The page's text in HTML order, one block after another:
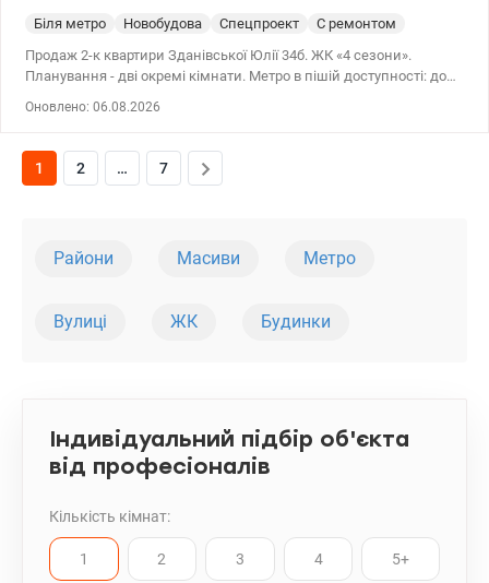
Біля метро Новобудова Спецпроект
С ремонтом
Продаж 2-к квартири Зданівської Юлії 34б. ЖК «4 сезони».
Планування - дві окремі кімнати. Метро в пішій доступності: до
Оновлено: 06.08.2026
1 2 … 7
Райони Масиви Метро
Вулиці ЖК Будинки
Індивідуальний підбір об'єкта
від професіоналів
Кількість кімнат:
1 2 3 4 5+